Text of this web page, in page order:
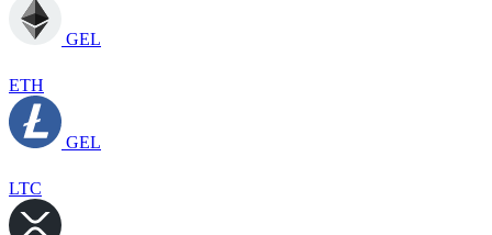
GEL
ETH
GEL
LTC